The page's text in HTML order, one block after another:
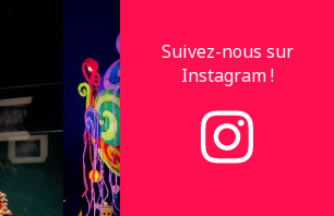
Suivez-nous sur
Instagram !